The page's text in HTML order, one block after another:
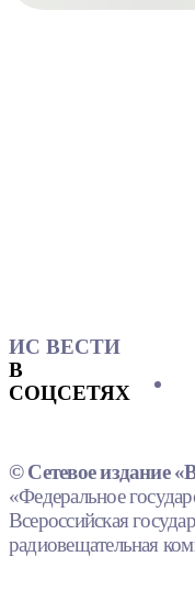
ИС ВЕСТИ
В
СОЦСЕТЯХ
© Сетевое издание
«Федеральное
Всероссийская
радиовещательная